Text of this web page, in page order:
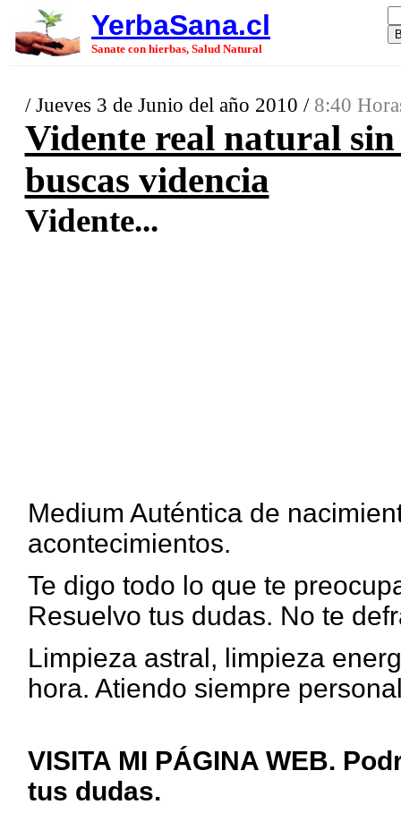
YerbaSana.cl
Sanate con hierbas, Salud Natural
/ Jueves 3 de Junio del año 2010 / 8:40
Vidente real natural
buscas videncia
Vidente...
Medium Auténtica de
acontecimientos.
Te digo todo lo que te
Resuelvo tus dudas. No te
Limpieza astral, limpieza
hora. Atiendo siempre
VISITA MI PÁGINA WEB.
tus dudas.